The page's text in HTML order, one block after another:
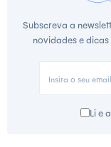
Subscreva a
novidades e
Li e